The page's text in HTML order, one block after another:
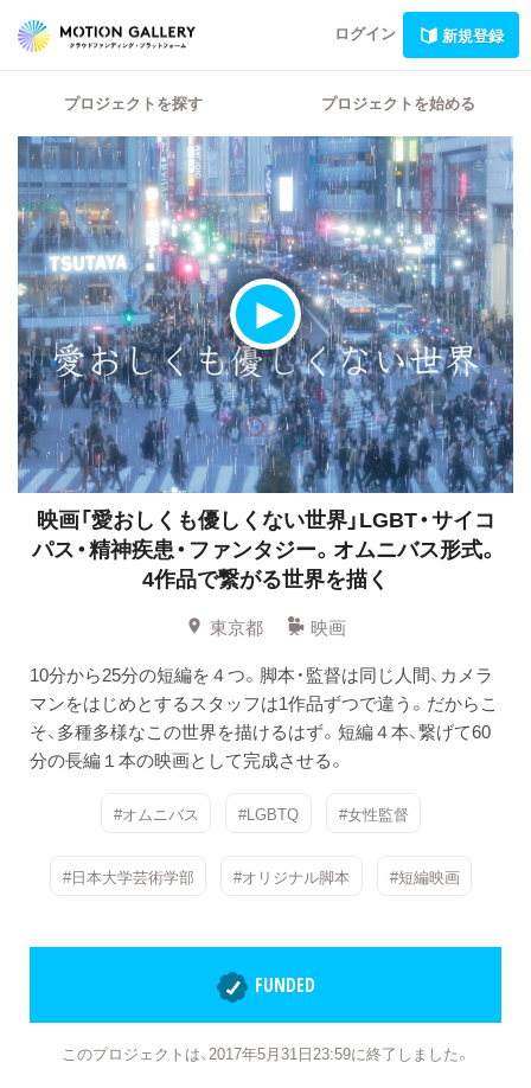
ログイン 新規登録
プロジェクトを探す プロジェクトを始める
映画「愛おしくも優しくない世界」LGBT・サイコ
パス・精神疾患・ファンタジー。オムニバス形式。
4作品で繋がる世界を描く
東京都
映画
10分から25分の短編を４つ。脚本・監督は同じ人間、カメラ
マンをはじめとするスタッフは1作品ずつで違う。だからこ
そ、多種多様なこの世界を描けるはず。短編４本、繋げて60
分の長編１本の映画として完成させる。
#オムニバス #LGBTQ #女性監督
#日本大学芸術学部 #オリジナル脚本 #短編映画
FUNDED
このプロジェクトは、2017年5月31日23:59に終了しました。